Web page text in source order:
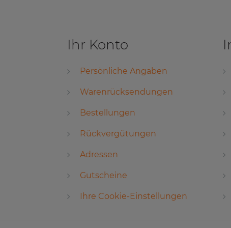
Ihr Konto
Persönliche Angaben
Warenrücksendungen
Bestellungen
Rückvergütungen
Adressen
Gutscheine
Ihre Cookie-Einstellungen